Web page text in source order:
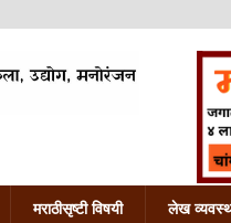
मराठीसृष्टी विषयी लेख